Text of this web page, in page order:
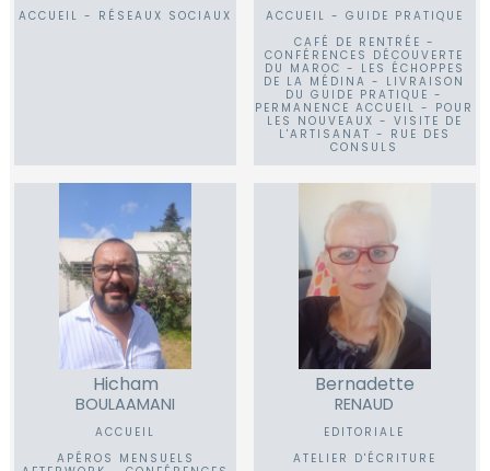
ACCUEIL - RÉSEAUX SOCIAUX
ACCUEIL - GUIDE PRATIQUE
CAFÉ DE RENTRÉE -
CONFÉRENCES DÉCOUVERTE
DU MAROC - LES ÉCHOPPES
DE LA MÉDINA - LIVRAISON
DU GUIDE PRATIQUE -
PERMANENCE ACCUEIL - POUR
LES NOUVEAUX - VISITE DE
L'ARTISANAT - RUE DES
CONSULS
Hicham
BOULAAMANI
ACCUEIL
APÉROS MENSUELS
Bernadette
RENAUD
EDITORIALE
ATELIER D'ÉCRITURE